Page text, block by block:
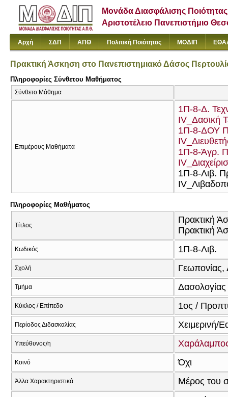
Μονάδα Διασφάλισης Ποιότητας
Αριστοτέλειο Πανεπιστήμιο
Αρχή ΣΔΠ ΑΠΘ Πολιτική Ποιότητας ΜΟΔΙΠ
Πρακτική Άσκηση στο Πανεπιστημιακό Δάσος
Πληροφορίες Σύνθετου Μαθήματος
Σύνθετο Μάθημα
Επιμέρους Μαθήματα
1Π-8-Δ.
ΙV_Δασική
1Π-8-ΔΟΥ
1Π-8-Άγρ.
1Π-8-Λιβ.
Πληροφορίες Μαθήματος
Τίτλος
Πρακτική
Πρακτική
Κωδικός 1Π-8-Λιβ.
Σχολή Γεωπονίας,
Τμήμα Δασολογίας
Κύκλος / Επίπεδο 1ος /
Περίοδος Διδασκαλίας Χειμερινή/
Υπεύθυνος/η
Κοινό Όχι
Άλλα Χαρακτηριστικά Μέρος του